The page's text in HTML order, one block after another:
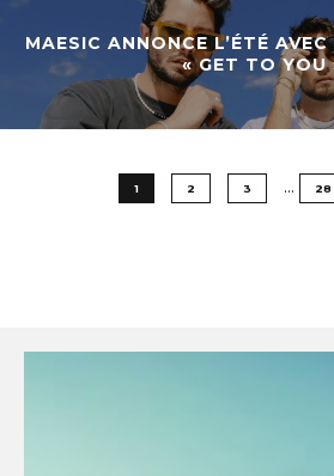
MAESIC ANNONCE L’ÉTÉ
« GET TO YOU
1 2 3 … 28